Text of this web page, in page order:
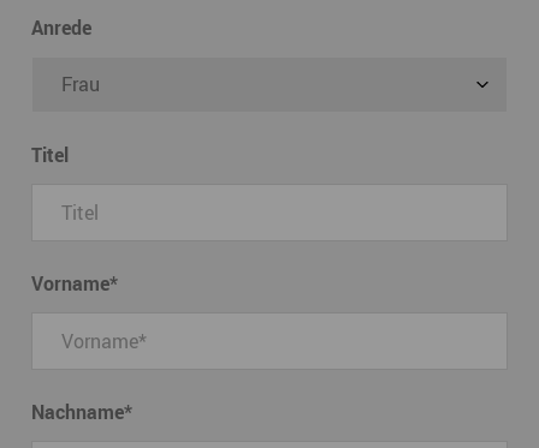
Anrede
Titel
Vorname*
Nachname*